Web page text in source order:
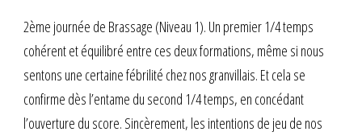
2ème journée de Brassage (Niveau 1). Un premier 1/4 temps
cohérent et équilibré entre ces deux formations, même si nous
sentons une certaine fébrilité chez nos granvillais. Et cela se
confirme dès l’entame du second 1/4 temps, en concédant
l’ouverture du score. Sincèrement, les intentions de jeu de nos